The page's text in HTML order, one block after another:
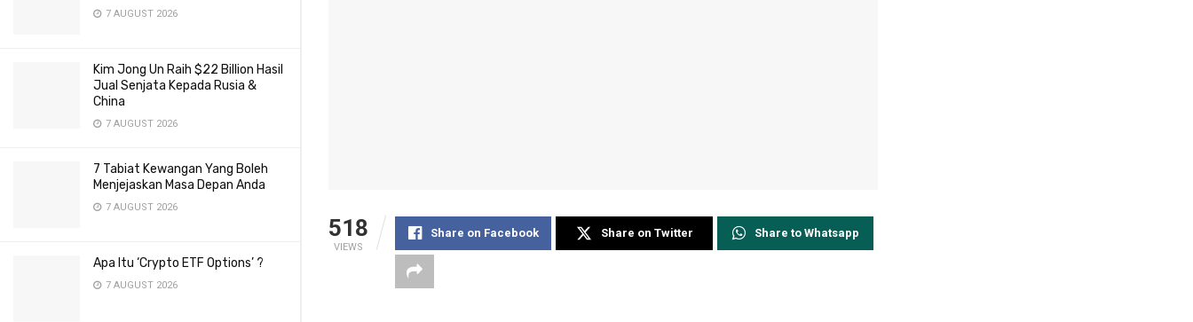
7 AUGUST 2026
Kim Jong Un Raih $22 Billion Hasil
Jual Senjata Kepada Rusia &
China
7 AUGUST 2026
7 Tabiat Kewangan Yang Boleh
Menjejaskan Masa Depan Anda
7 AUGUST 2026
Apa Itu ‘Crypto ETF Options’ ?
7 AUGUST 2026
518
VIEWS
Share on Facebook Share on Twitter Share to Whatsapp